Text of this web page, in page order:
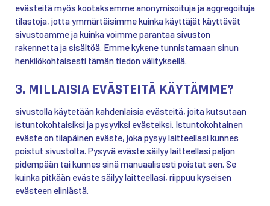
evästeitä myös kootaksemme anonymisoituja ja aggregoituja
tilastoja, jotta ymmärtäisimme kuinka käyttäjät käyttävät
sivustoamme ja kuinka voimme parantaa sivuston
rakennetta ja sisältöä. Emme kykene tunnistamaan sinun
henkilökohtaisesti tämän tiedon välityksellä.
3. MILLAISIA EVÄSTEITÄ KÄYTÄMME?
sivustolla käytetään kahdenlaisia evästeitä, joita kutsutaan
istuntokohtaisiksi ja pysyviksi evästeiksi. Istuntokohtainen
eväste on tilapäinen eväste, joka pysyy laitteellasi kunnes
poistut sivustolta. Pysyvä eväste säilyy laitteellasi paljon
pidempään tai kunnes sinä manuaalisesti poistat sen. Se
kuinka pitkään eväste säilyy laitteellasi, riippuu kyseisen
evästeen eliniästä.